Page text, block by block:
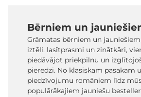
Bērniem un
Grāmatas bērniem un
iztēli, lasītprasmi un zinātkāri,
piedāvājot priekpilnu un
pieredzi. No klasiskām pasakām
piedzīvojumu romāniem līdz
populārākajiem jauniešu